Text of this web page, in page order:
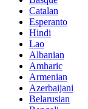
Catalan
Esperanto
Hindi
Lao
Albanian
Amharic
Armenian
Azerbaijani
Belarusian